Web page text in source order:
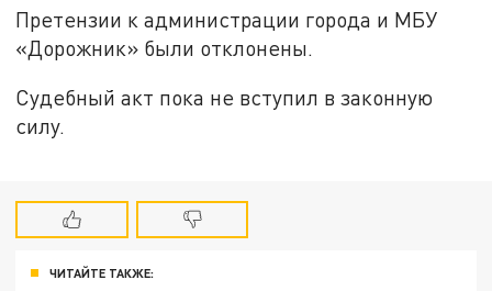
Претензии к администрации города и МБУ
«Дорожник» были отклонены.
Судебный акт пока не вступил в законную
силу.
ЧИТАЙТЕ ТАКЖЕ: